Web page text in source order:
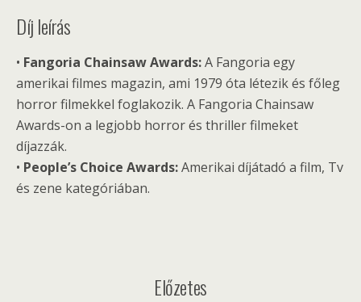
Díj leírás
• Fangoria Chainsaw Awards:A Fangoria egy
amerikai filmes magazin, ami 1979 óta létezik és főleg
horror filmekkel foglakozik. A Fangoria Chainsaw
Awards-on a legjobb horror és thriller filmeket
díjazzák.
• People’s Choice Awards:Amerikai díjátadó a film, Tv
és zene kategóriában.
Előzetes